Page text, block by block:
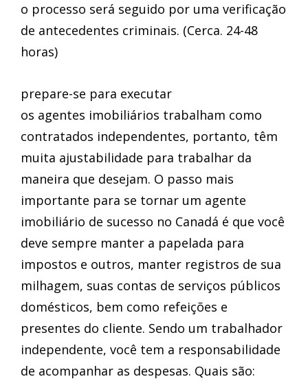
o processo será seguido por uma verificação
de antecedentes criminais. (Cerca. 24-48
horas)
prepare-se para executar
os agentes imobiliários trabalham como
contratados independentes, portanto, têm
muita ajustabilidade para trabalhar da
maneira que desejam. O passo mais
importante para se tornar um agente
imobiliário de sucesso no Canadá é que você
deve sempre manter a papelada para
impostos e outros, manter registros de sua
milhagem, suas contas de serviços públicos
domésticos, bem como refeições e
presentes do cliente. Sendo um trabalhador
independente, você tem a responsabilidade
de acompanhar as despesas. Quais são: